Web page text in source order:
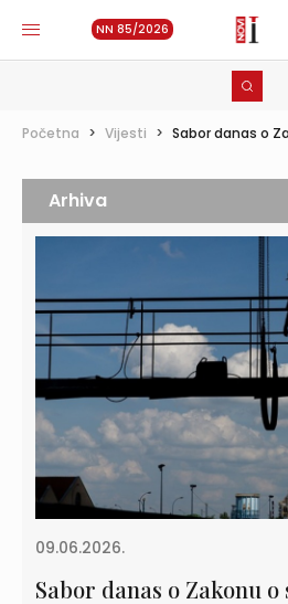
NN 85/2026
Početna > Vijesti > Sabor danas o
09.06.2026.
Sabor danas o Zakonu
Arhiva